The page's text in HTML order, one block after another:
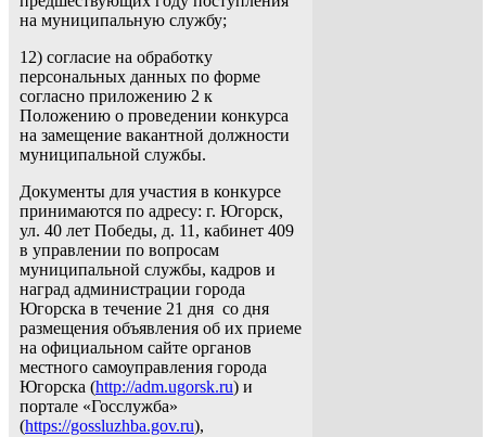
на муниципальную службу;
12) согласие на обработку
персональных данных по форме
согласно приложению 2 к
Положению о проведении конкурса
на замещение вакантной должности
муниципальной службы.
Документы для участия в конкурсе
принимаются по адресу: г. Югорск,
ул. 40 лет Победы, д. 11, кабинет 409
в управлении по вопросам
муниципальной службы, кадров и
наград администрации города
Югорска в течение 21 дня со дня
размещения объявления об их приеме
на официальном сайте органов
местного самоуправления города
Югорска (http://adm.ugorsk.ru) и
портале «Госслужба»
(https://gossluzhba.gov.ru),